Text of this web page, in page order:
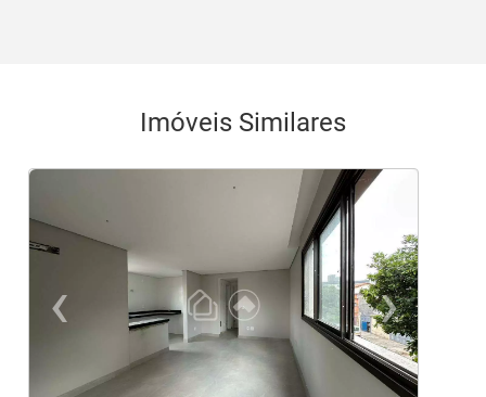
Imóveis Similares
‹
Previous
›